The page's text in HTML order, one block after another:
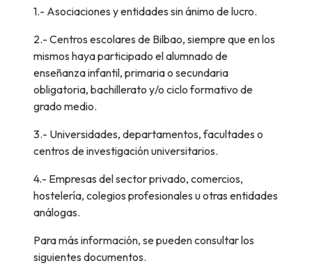
1.- Asociaciones y entidades sin ánimo de lucro.
2.- Centros escolares de Bilbao, siempre que en los
mismos haya participado el alumnado de
enseñanza infantil, primaria o secundaria
obligatoria, bachillerato y/o ciclo formativo de
grado medio.
3.- Universidades, departamentos, facultades o
centros de investigación universitarios.
4.- Empresas del sector privado, comercios,
hostelería, colegios profesionales u otras entidades
análogas.
Para más información, se pueden consultar los
siguientes documentos.